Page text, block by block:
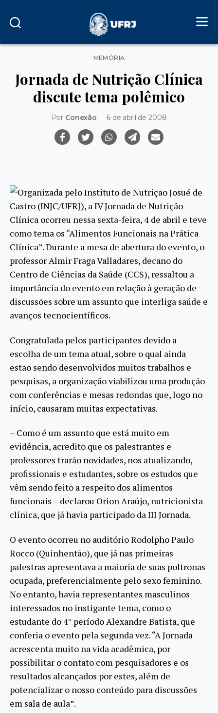
Categorias
MEMÓRIA
Jornada de Nutrição Clínica
discute tema polêmico
Por Conexão 6 de abril de 2008
Organizada pelo Instituto de Nutrição Josué de
Castro (INJC/UFRJ), a IV Jornada de Nutrição
Clínica ocorreu nessa sexta-feira, 4 de abril e teve
como tema os “Alimentos Funcionais na Prática
Clínica”. Durante a mesa de abertura do evento, o
professor Almir Fraga Valladares, decano do
Centro de Ciências da Saúde (CCS), ressaltou a
importância do evento em relação à geração de
discussões sobre um assunto que interliga saúde e
avanços tecnocientíficos.
Congratulada pelos participantes devido a
escolha de um tema atual, sobre o qual ainda
estão sendo desenvolvidos muitos trabalhos e
pesquisas, a organização viabilizou uma produção
com conferências e mesas redondas que, logo no
início, causaram muitas expectativas.
– Como é um assunto que está muito em
evidência, acredito que os palestrantes e
professores trarão novidades, nos atualizando,
profissionais e estudantes, sobre os estudos que
vêm sendo feito a respeito dos alimentos
funcionais – declarou Orion Araújo, nutricionista
clínica, que já havia participado da III Jornada.
O evento ocorreu no auditório Rodolpho Paulo
Rocco (Quinhentão), que já nas primeiras
palestras apresentava a maioria de suas poltronas
ocupada, preferencialmente pelo sexo feminino.
No entanto, havia representantes masculinos
interessados no instigante tema, como o
estudante do 4° período Alexandre Batista, que
conferia o evento pela segunda vez. “A Jornada
acrescenta muito na vida acadêmica, por
possibilitar o contato com pesquisadores e os
resultados alcançados por estes, além de
potencializar o nosso conteúdo para discussões
em sala de aula”.